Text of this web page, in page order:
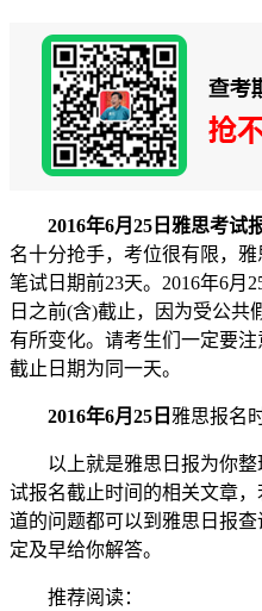
2016年6月25日雅思考试
名十分抢手，考位很有限，
笔试日期前23天。2016年6月
日之前(含)截止，因为受公共
有所变化。请考生们一定要
截止日期为同一天。
2016年6月25日 雅思报名
以上就是雅思日报为你整
试报名截止时间的相关文章
道的问题都可以到雅思日报
定及早给你解答。
推荐阅读：